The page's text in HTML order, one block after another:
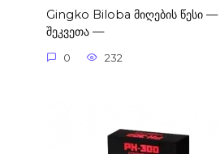
Gingko Biloba მიღების წესი
შეკვეთა —
0 232